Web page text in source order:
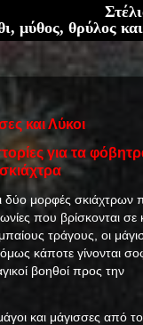
μύθος, θρύλος
και Λύκοι
για τα
δύο μορφές σκιάχτρων
που βρίσκονται σε
τράγους, οι
κάποτε γίνονται
βοηθοί προς την
και μάγισσες από